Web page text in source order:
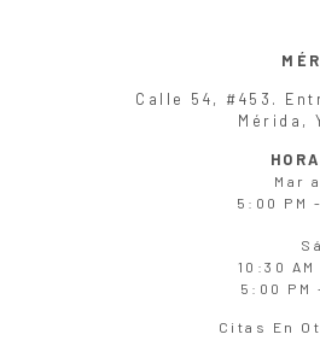
Calle 54, #453.
Mérida,
Mara
5:00 PM
10:30 AM
5:00 PM
Citas En